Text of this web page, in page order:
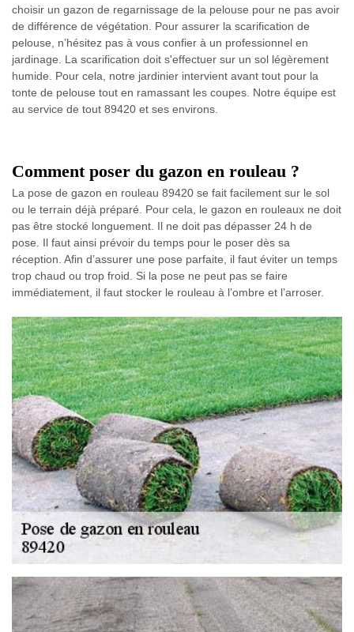
choisir un gazon de regarnissage de la pelouse pour ne pas avoir
de différence de végétation. Pour assurer la scarification de
pelouse, n’hésitez pas à vous confier à un professionnel en
jardinage. La scarification doit s'effectuer sur un sol légèrement
humide. Pour cela, notre jardinier intervient avant tout pour la
tonte de pelouse tout en ramassant les coupes. Notre équipe est
au service de tout 89420 et ses environs.
Comment poser du gazon en rouleau ?
La pose de gazon en rouleau 89420 se fait facilement sur le sol
ou le terrain déjà préparé. Pour cela, le gazon en rouleaux ne doit
pas être stocké longuement. Il ne doit pas dépasser 24 h de
pose. Il faut ainsi prévoir du temps pour le poser dès sa
réception. Afin d’assurer une pose parfaite, il faut éviter un temps
trop chaud ou trop froid. Si la pose ne peut pas se faire
immédiatement, il faut stocker le rouleau à l’ombre et l’arroser.